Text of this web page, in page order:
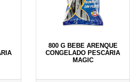
800 G BEBE ARENQUE
CONGELADO PESCARIA
MAGIC